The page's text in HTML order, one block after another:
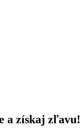
a získaj zľavu!